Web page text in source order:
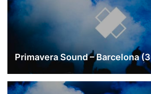
Primavera Sound – Barcelona